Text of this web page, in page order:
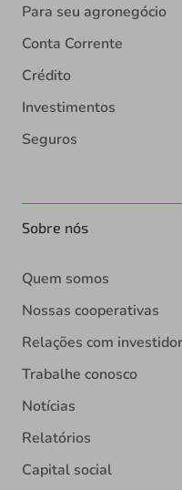
Para seu agronegócio
Conta Corrente
Crédito
Investimentos
Seguros
Sobre nós
Quem somos
Nossas cooperativas
Relações com
Trabalhe conosco
Notícias
Relatórios
Capital social